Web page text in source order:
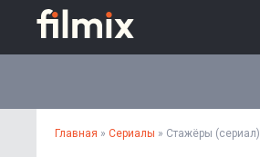
Главная » Сериалы » Стажёры (сериал)